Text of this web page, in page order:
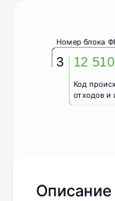
3
Номер блока
Код
отходов и
12
Описание